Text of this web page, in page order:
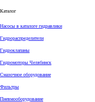
Каталог
Насосы в каталоге гидравлики
Гидрораспределители
Гидроклапаны
Гидромоторы Челябинск
Смазочное оборудование
Фильтры
Пневмооборудование